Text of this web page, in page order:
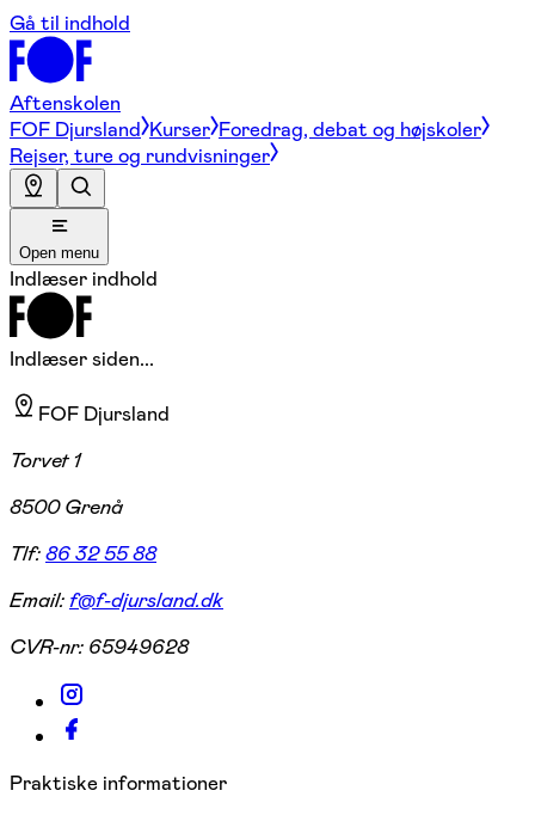
Gå til indhold
Aftenskolen
FOF Djursland Kurser Foredrag, debat og højskoler
Rejser, ture og rundvisninger
Open menu
Indlæser indhold
Indlæser siden...
FOF Djursland
Torvet 1
8500 Grenå
Tlf:86 32 55 88
Email:f@f-djursland.dk
CVR-nr: 65949628
Praktiske informationer